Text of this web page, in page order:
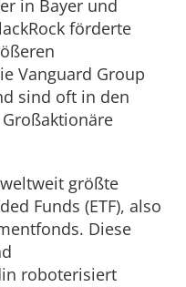
in Bayer und
förderte
Vanguard Group
sind oft in den
größte
Funds (ETF), also
Diese
roboterisiert